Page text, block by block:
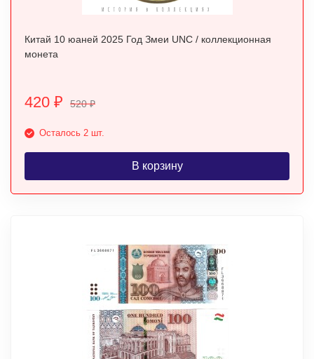
Китай 10 юаней 2025 Год Змеи UNC / коллекционная
монета
420 ₽ 520₽
Осталось 2 шт.
В корзину